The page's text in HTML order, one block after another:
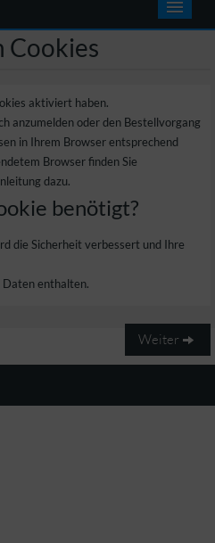
Cookies
aktiviert haben.
anzumelden oder den Bestellvorgang
in Ihrem Browser entsprechend
Browser finden Sie
dazu.
benötigt?
die Sicherheit verbessert und Ihre
Daten enthalten.
Weiter